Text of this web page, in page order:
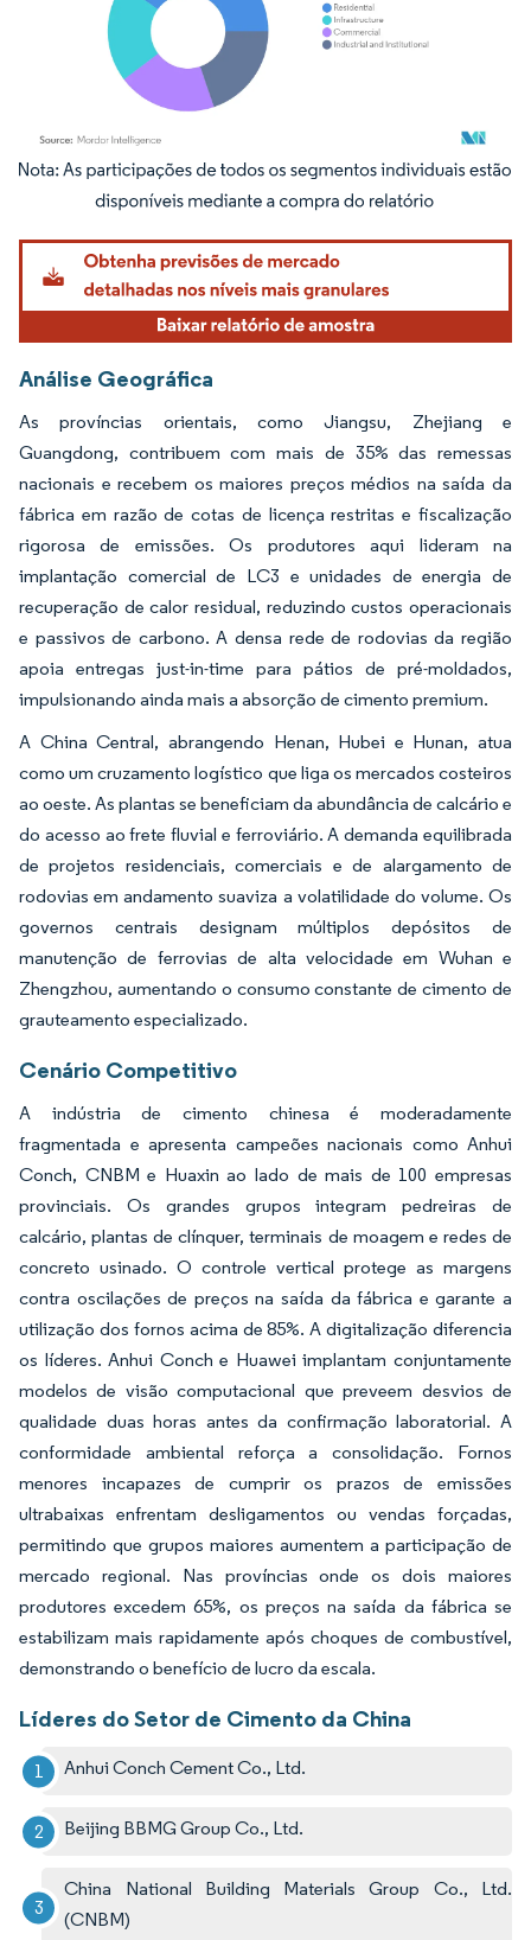
Imagem © Mordor Intelligence. O reuso requer atribuição conforme CC BY 4.0.
Análise Geográfica
As províncias orientais, como Jiangsu, Zhejiang e
Guangdong, contribuem com mais de 35% das remessas
nacionais e recebem os maiores preços médios na saída da
fábrica em razão de cotas de licença restritas e fiscalização
rigorosa de emissões. Os produtores aqui lideram na
implantação comercial de LC3 e unidades de energia de
recuperação de calor residual, reduzindo custos operacionais
e passivos de carbono. A densa rede de rodovias da região
apoia entregas just-in-time para pátios de pré-moldados,
impulsionando ainda mais a absorção de cimento premium.
A China Central, abrangendo Henan, Hubei e Hunan, atua
como um cruzamento logístico que liga os mercados costeiros
ao oeste. As plantas se beneficiam da abundância de calcário e
do acesso ao frete fluvial e ferroviário. A demanda equilibrada
de projetos residenciais, comerciais e de alargamento de
rodovias em andamento suaviza a volatilidade do volume. Os
governos centrais designam múltiplos depósitos de
manutenção de ferrovias de alta velocidade em Wuhan e
Zhengzhou, aumentando o consumo constante de cimento de
grauteamento especializado.
Cenário Competitivo
A indústria de cimento chinesa é moderadamente
fragmentada e apresenta campeões nacionais como Anhui
Conch, CNBM e Huaxin ao lado de mais de 100 empresas
provinciais. Os grandes grupos integram pedreiras de
calcário, plantas de clínquer, terminais de moagem e redes de
concreto usinado. O controle vertical protege as margens
contra oscilações de preços na saída da fábrica e garante a
utilização dos fornos acima de 85%. A digitalização diferencia
os líderes. Anhui Conch e Huawei implantam conjuntamente
modelos de visão computacional que preveem desvios de
qualidade duas horas antes da confirmação laboratorial. A
conformidade ambiental reforça a consolidação. Fornos
menores incapazes de cumprir os prazos de emissões
ultrabaixas enfrentam desligamentos ou vendas forçadas,
permitindo que grupos maiores aumentem a participação de
mercado regional. Nas províncias onde os dois maiores
produtores excedem 65%, os preços na saída da fábrica se
estabilizam mais rapidamente após choques de combustível,
demonstrando o benefício de lucro da escala.
Líderes do Setor de Cimento da China
Anhui Conch Cement Co., Ltd.
Beijing BBMG Group Co., Ltd.
China National Building Materials Group Co., Ltd.
(CNBM)